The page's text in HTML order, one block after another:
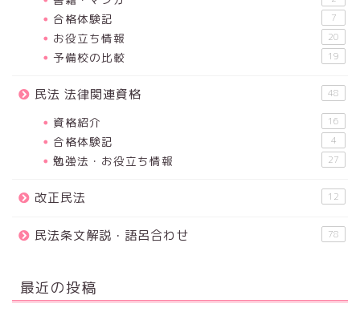
合格体験記 7
お役立ち情報 20
予備校の比較 19
民法 法律関連資格 48
資格紹介 16
合格体験記 4
勉強法・お役立ち情報 27
改正民法 12
民法条文解説・語呂合わせ 78
最近の投稿